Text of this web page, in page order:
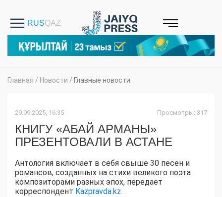
Главная / Новости / Главные новости
29.09.2025, 16:35 Просмотры: 317
КНИГУ «АБАЙ АРМАНЫ»
ПРЕЗЕНТОВАЛИ В АСТАНЕ
Антология включает в себя свыше 30 песен и
романсов, созданных на стихи великого поэта
композиторами разных эпох, передает
корреспондент Kazpravda.kz